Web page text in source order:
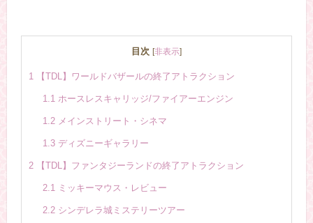
目次 [非表示]
1 【TDL】ワールドバザールの終了アトラクション
1.1ホースレスキャリッジ/ファイアーエンジン
1.2メインストリート・シネマ
1.3ディズニーギャラリー
2 【TDL】ファンタジーランドの終了アトラクション
2.1ミッキーマウス・レビュー
2.2シンデレラ城ミステリーツアー